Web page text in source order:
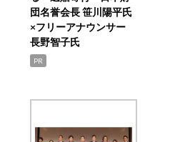
団名誉会長 笹川陽平氏
×フリーアナウンサー
長野智子氏
PR